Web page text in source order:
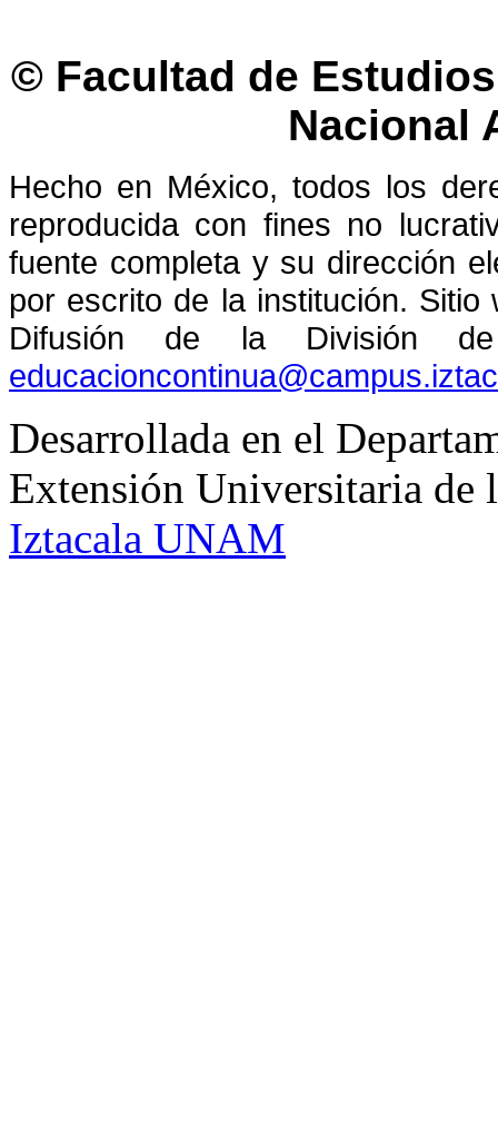
© Facultad de
Nacional
Hecho en México, todos los
reproducida con fines no
fuente completa y su dirección
por escrito de la institución.
Difusión de la División
Desarrollada en el
Extensión Universitaria
Iztacala UNAM